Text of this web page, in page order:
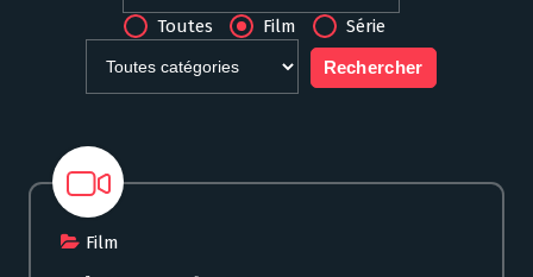
Toutes Film Série
Film